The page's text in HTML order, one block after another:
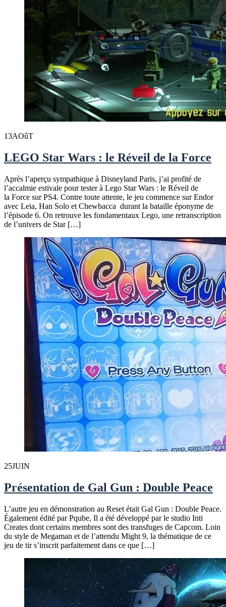
13AOûT
LEGO Star Wars : le Réveil de la Force
Après l’aperçu sympathique à Disneyland Paris, j’ai profité de
l’accalmie estivale pour tester à Lego Star Wars : le Réveil de
la Force sur PS4. Contre toute attente, le jeu commence sur Endor
avec Leia, Han Solo et Chewbacca durant la bataille éponyme de
l’épisode 6. On retrouve les fondamentaux Lego, une retranscription
de l’univers de Star […]
25JUIN
Présentation de Gal Gun : Double Peace
L’autre jeu en démonstration au Reset était Gal Gun : Double Peace.
Également édité par Pqube, Il a été développé par le studio Inti
Creates dont certains membres sont des transfuges de Capcom. Loin
du style de Megaman et de l’attendu Might 9, la thématique de ce
jeu de tir s’inscrit parfaitement dans ce que […]